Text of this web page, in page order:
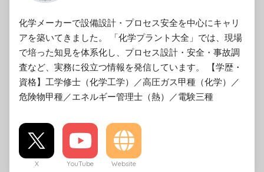
化学メーカーで設備設計・プロセス安全を中心にキャリ
アを築いてきました。 「化学プラント大全」では、現場
で培った知見を体系化し、プロセス設計・安全・事故調
査など、実務に役立つ情報を発信しています。 【学歴・
資格】工学修士（化学工学）／高圧ガス甲種（化学）／
危険物甲種／エネルギー管理士（熱）／電験三種
X YouTube Website